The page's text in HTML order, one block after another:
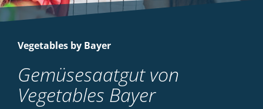
Vegetables by Bayer
Gemüsesaatgut von
Vegetables Bayer